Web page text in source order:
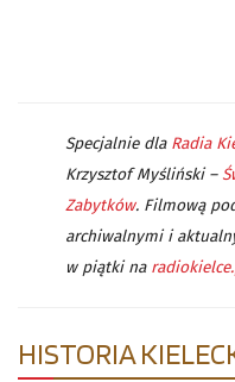
Specjalnie dla Radia
Krzysztof Myśliński –
Zabytków. Filmową
archiwalnymi i
w piątki na
HISTORIA